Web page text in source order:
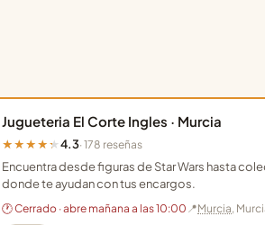
Jugueteria El Corte Ingles · Murcia
★★★★★ 4.3· 178 reseñas
Encuentra desde figuras de Star Wars hasta
donde te ayudan con tus encargos.
🕐 Cerrado · abre mañana a las 10:00 📍Murcia,